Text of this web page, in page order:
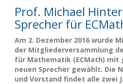
Prof. Michael
Sprecher für
Am 2. Dezember 2016 wurde
der Mitgliederversammlung
für Mathematik (ECMath) mit
neuen Sprecher gewählt. Die
und Vorstand findet alle zwei